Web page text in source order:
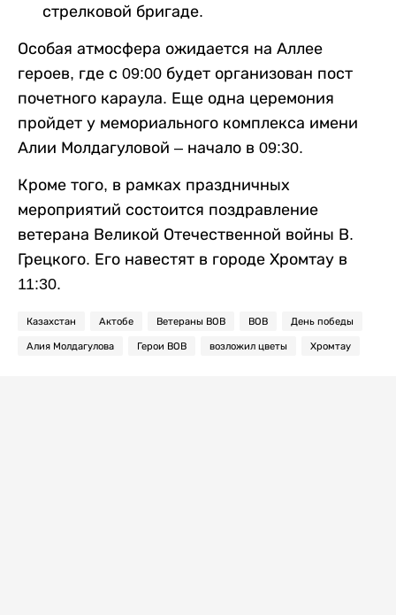
стрелковой бригаде.
Особая атмосфера ожидается на Аллее
героев, где с 09:00 будет организован пост
почетного караула. Еще одна церемония
пройдет у мемориального комплекса имени
Алии Молдагуловой – начало в 09:30.
Кроме того, в рамках праздничных
мероприятий состоится поздравление
ветерана Великой Отечественной войны В.
Грецкого. Его навестят в городе Хромтау в
11:30.
Казахстан Актобе Ветераны ВОВ ВОВ День победы
Алия Молдагулова Герои ВОВ возложил цветы Хромтау